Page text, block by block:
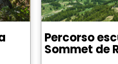
Percorso
Sommet de